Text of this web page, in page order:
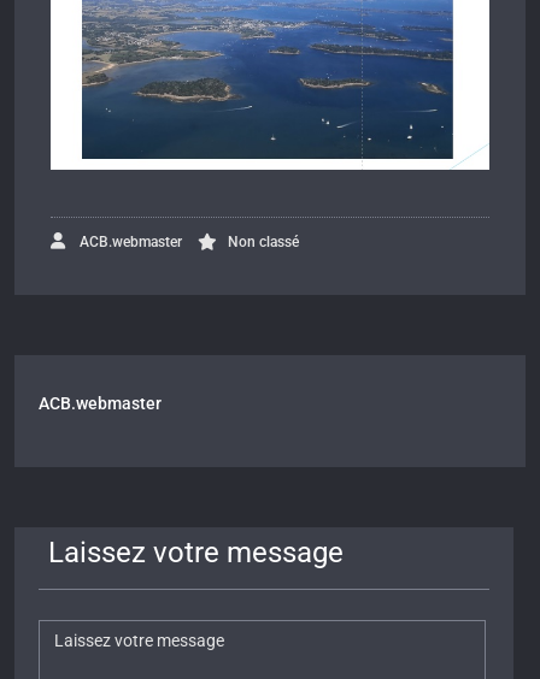
ACB.webmaster Non classé
ACB.webmaster
Laissez votre message